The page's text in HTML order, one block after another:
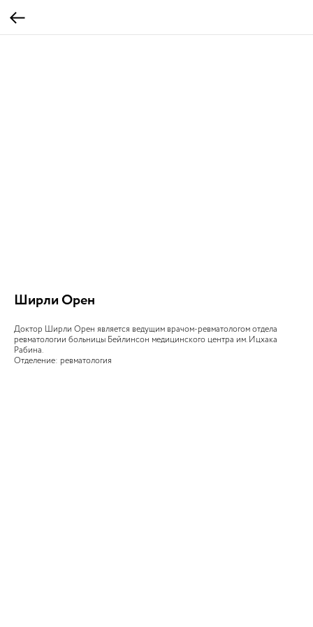
Ширли Орен
Доктор Ширли Орен является ведущим врачом-ревматологом отдела
ревматологии больницы Бейлинсон медицинского центра им. Ицхака
Рабина.
Отделение: ревматология